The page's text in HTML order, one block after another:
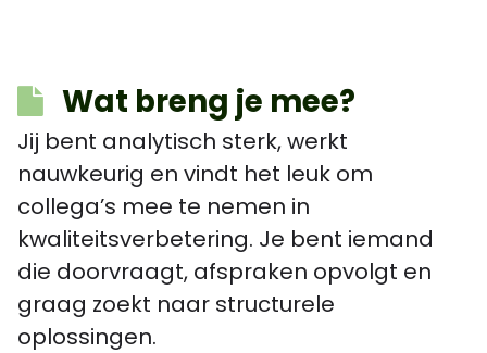
Wat breng je mee?
Jij bent analytisch sterk, werkt
nauwkeurig en vindt het leuk om
collega’s mee te nemen in
kwaliteitsverbetering. Je bent iemand
die doorvraagt, afspraken opvolgt en
graag zoekt naar structurele
oplossingen.